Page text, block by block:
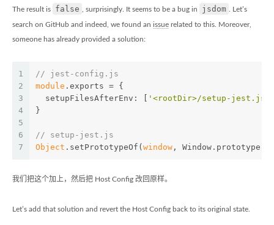
The result is false , surprisingly. It seems to be a bug in jsdom . Let’s
search on GitHub and indeed, we found an issue related to this. Moreover,
someone has already provided a solution:
1
2
3
4
5
6
7
// jest-config.js
module .exports = {
  setupFilesAfterEnv: [
'<rootDir>/setup-jest.js'
}
// setup-jest.js
Object .setPrototypeOf( window , Window.prototype)
我们把这个加上，然后把 Host Config 改回原样。
Let’s add that solution and revert the Host Config back to its original state.